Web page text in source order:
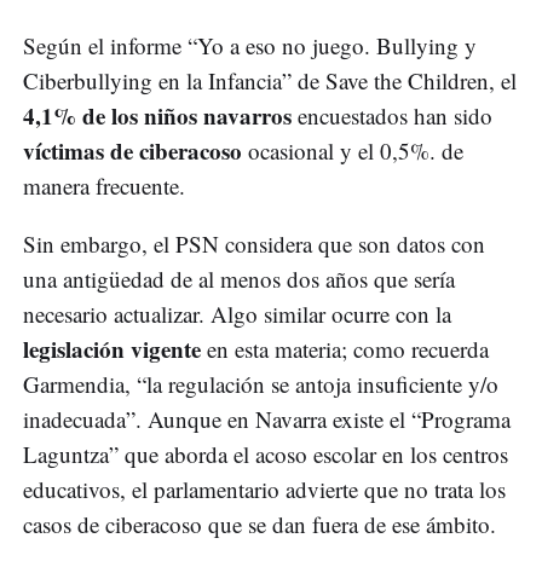
Según el informe “Yo a eso no juego. Bullying y
Ciberbullying en la Infancia” de Save the Children, el
4,1% de los niños navarros encuestados han sido
víctimas de ciberacoso ocasional y el 0,5%. de
manera frecuente.
Sin embargo, el PSN considera que son datos con
una antigüedad de al menos dos años que sería
necesario actualizar. Algo similar ocurre con la
legislación vigente en esta materia; como recuerda
Garmendia, “la regulación se antoja insuficiente y/o
inadecuada”. Aunque en Navarra existe el “Programa
Laguntza” que aborda el acoso escolar en los centros
educativos, el parlamentario advierte que no trata los
casos de ciberacoso que se dan fuera de ese ámbito.